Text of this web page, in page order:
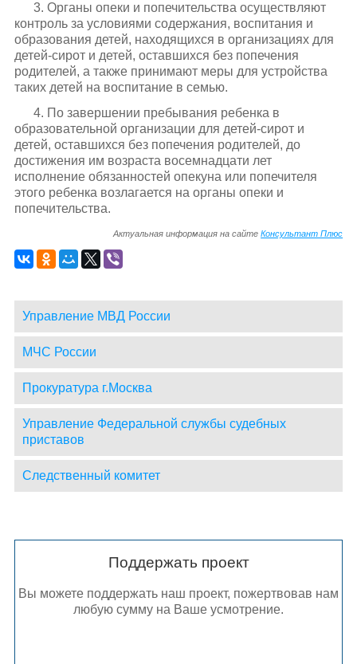
3. Органы опеки и попечительства осуществляют
контроль за условиями содержания, воспитания и
образования детей, находящихся в организациях для
детей-сирот и детей, оставшихся без попечения
родителей, а также принимают меры для устройства
таких детей на воспитание в семью.
4. По завершении пребывания ребенка в
образовательной организации для детей-сирот и
детей, оставшихся без попечения родителей, до
достижения им возраста восемнадцати лет
исполнение обязанностей опекуна или попечителя
этого ребенка возлагается на органы опеки и
попечительства.
Актуальная информация на сайтеКонсультант Плюс
Управление МВД России
МЧС России
Прокуратура г.Москва
Управление Федеральной службы судебных
приставов
Следственный комитет
Поддержать проект
Вы можете поддержать наш проект, пожертвовав нам
любую сумму на Ваше усмотрение.